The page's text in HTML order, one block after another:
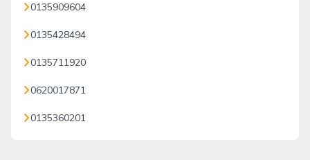
0135909604
0135428494
0135711920
0620017871
0135360201